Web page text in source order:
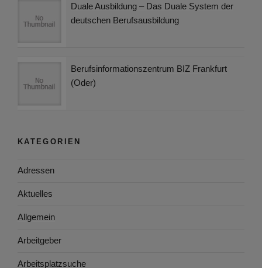
Duale Ausbildung – Das Duale System der
deutschen Berufsausbildung
Berufsinformationszentrum BIZ Frankfurt
(Oder)
KATEGORIEN
Adressen
Aktuelles
Allgemein
Arbeitgeber
Arbeitsplatzsuche